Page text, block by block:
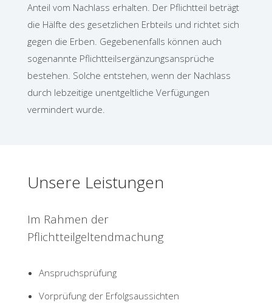
Anteil vom Nachlass erhalten. Der Pflichtteil beträgt
die Hälfte des gesetzlichen Erbteils und richtet sich
gegen die Erben. Gegebenenfalls können auch
sogenannte Pflichtteilsergänzungsansprüche
bestehen. Solche entstehen, wenn der Nachlass
durch lebzeitige unentgeltliche Verfügungen
vermindert wurde.
Unsere Leistungen
Im Rahmen der
Pflichtteilgeltendmachung
Anspruchsprüfung
Vorprüfung der Erfolgsaussichten